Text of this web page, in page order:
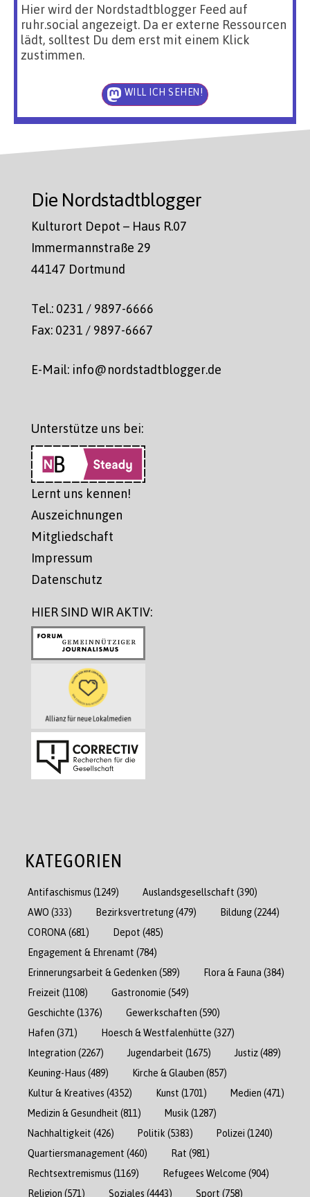
Hier wird der Nordstadtblogger Feed auf
ruhr.social angezeigt. Da er externe Ressourcen
lädt, solltest Du dem erst mit einem Klick
zustimmen.
WILL ICH SEHEN!
Die Nordstadtblogger
Kulturort Depot – Haus R.07
Immermannstraße 29
44147 Dortmund
Tel.: 0231 / 9897-6666
Fax: 0231 / 9897-6667
E-Mail: info@nordstadtblogger.de
Unterstütze uns bei:
Lernt uns kennen!
Auszeichnungen
Mitgliedschaft
Impressum
Datenschutz
HIER SIND WIR AKTIV:
KATEGORIEN
Antifaschismus (1249) Auslandsgesellschaft (390)
AWO (333) Bezirksvertretung(479) Bildung(2244)
CORONA (681) Depot (485)
Engagement & Ehrenamt (784)
Erinnerungsarbeit & Gedenken (589) Flora & Fauna (384)
Freizeit (1108) Gastronomie (549)
Geschichte (1376) Gewerkschaften (590)
Hafen (371) Hoesch & Westfalenhütte (327)
Integration (2267) Jugendarbeit (1675) Justiz(489)
Keuning-Haus (489) Kirche & Glauben (857)
Kultur & Kreatives (4352) Kunst (1701) Medien (471)
Medizin & Gesundheit (811) Musik (1287)
Nachhaltigkeit (426) Politik (5383) Polizei (1240)
Quartiersmanagement (460) Rat (981)
Rechtsextremismus (1169) Refugees Welcome (904)
Religion (571) Soziales (4443) Sport (758)